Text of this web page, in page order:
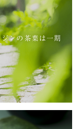
ンの茶葉は一期